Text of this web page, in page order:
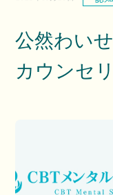
公然わい
カウンセ